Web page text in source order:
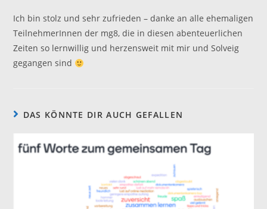
Ich bin stolz und sehr zufrieden – danke an alle ehemaligen
TeilnehmerInnen der mg8, die in diesen abenteuerlichen
Zeiten so lernwillig und herzensweit mit mir und Solveig
gegangen sind
DAS KÖNNTE DIR AUCH GEFALLEN